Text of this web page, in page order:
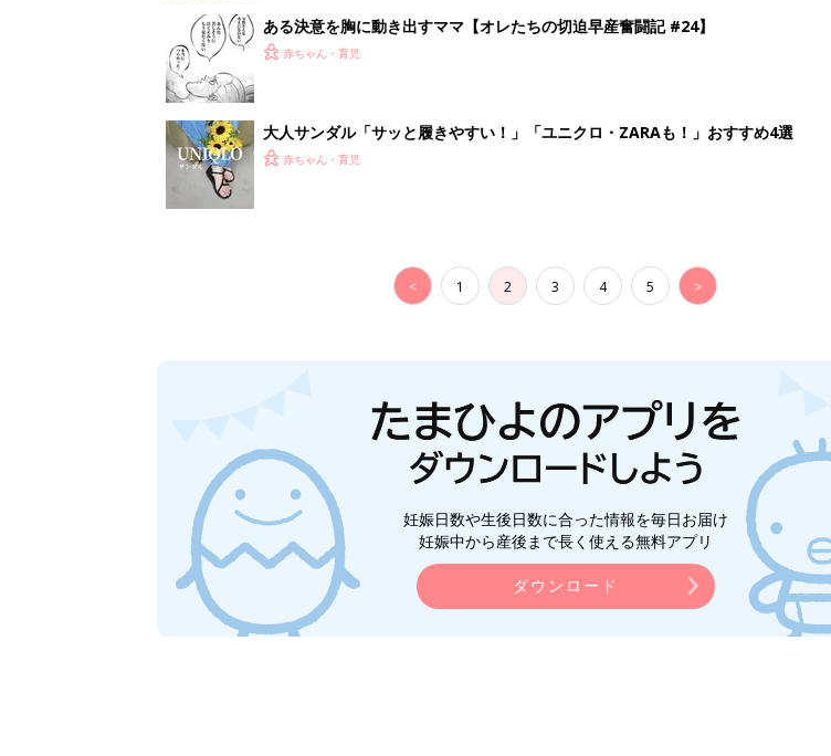
ある決意を胸に動き出すママ【オレたちの切迫早産奮闘記 #24】
赤ちゃん・育児
大人サンダル「サッと履きやすい！」「ユニクロ・ZARAも！」おすすめ4選
赤ちゃん・育児
< 1 2 3 4 5 >
妊娠日数や生後日数に合った情報を毎日お届け
妊娠中から産後まで長く使える無料アプリ
ダウンロード